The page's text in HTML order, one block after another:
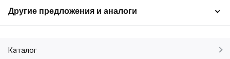
Другие предложения и аналоги
Каталог